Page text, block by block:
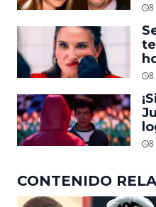
8
8
8
CONTENIDO